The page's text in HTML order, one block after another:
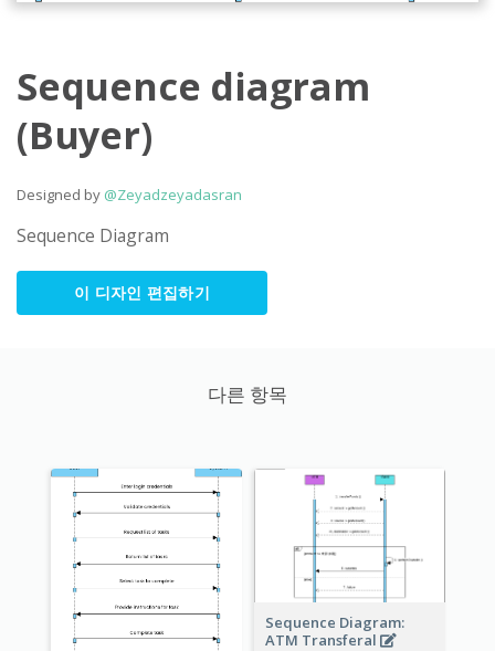
Sequence diagram
(Buyer)
Designed by @Zeyadzeyadasran
Sequence Diagram
이 디자인 편집하기
다른 항목
Sequence Diagram:
ATM Transferal